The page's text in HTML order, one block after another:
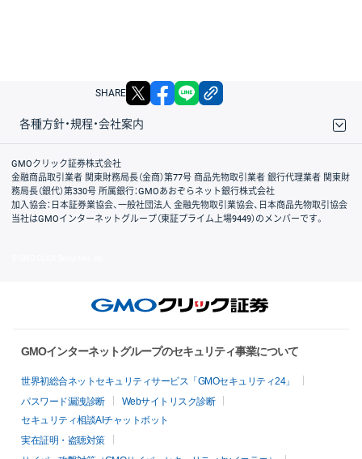
SHARE X facebook
各種方針・規程・会社案内
取引規程・約款
サイトマップ
その他のご案内
個人情報保護方針
最良執行方針
サイトのご利用について
ディスクレイマー
信託保全
リスク説明
会社案内
GMOクリック証券株式会社
金融商品取引業者 関東財務局長（金商）第77号 商品先物取引業者 銀行代理業者 関東財
務局長（銀代）第330号 所属銀行：GMOあおぞらネット銀行株式会社
加入協会：日本証券業協会、一般社団法人 金融先物取引業協会、日本商品先物取引協会
当社はGMOインターネットグループ（東証プライム上場9449）のメンバーです。
GMOインターネットグループのセキュリティ事業について
世界初総合ネットセキュリティサービス「GMOセキュリティ24」
パスワード漏洩診断
Webサイトリスク診断
セキュリティ相談AIチャットボット
実在証明・盗聴対策